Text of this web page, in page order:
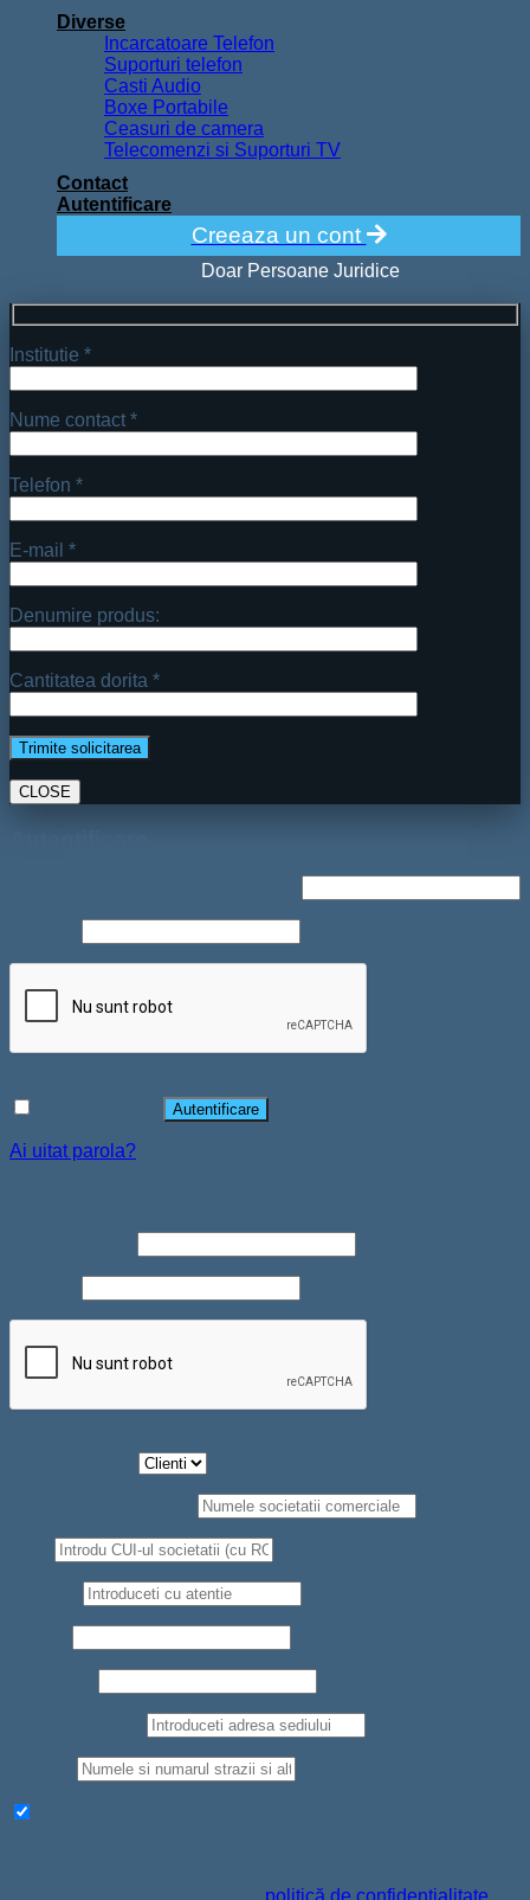
Diverse
Incarcatoare Telefon
Suporturi telefon
Casti Audio
Boxe Portabile
Ceasuri de camera
Telecomenzi si Suporturi TV
Contact
Autentificare
Creeaza un cont
Doar Persoane Juridice
Institutie *
Nume contact *
Telefon *
E-mail *
Denumire produs:
Cantitatea dorita *
CLOSE
Autentificare
Ai uitat parola?